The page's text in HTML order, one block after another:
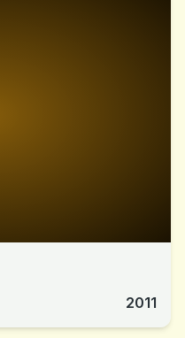
2011